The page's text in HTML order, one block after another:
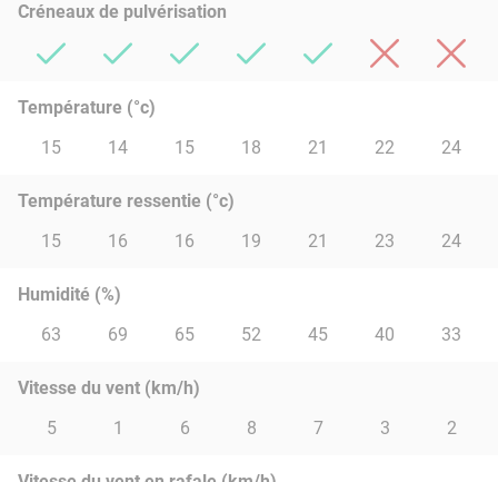
Créneaux de pulvérisation
Température (°c)
15
14 15 18 21 22 24
Température ressentie (°c)
15
16 16 19 21 23 24
Humidité (%)
63
69 65 52 45 40 33
Vitesse du vent (km/h)
5
1 6 8 7 3 2